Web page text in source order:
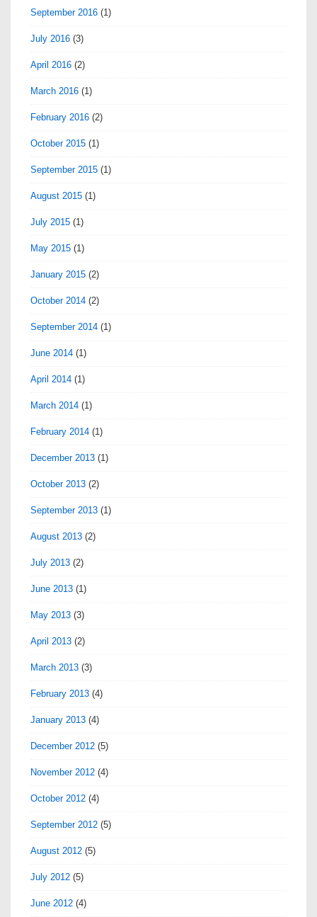
September 2016 (1)
July 2016 (3)
April 2016 (2)
March 2016 (1)
February 2016 (2)
October 2015 (1)
September 2015 (1)
August 2015 (1)
July 2015 (1)
May 2015 (1)
January 2015 (2)
October 2014 (2)
September 2014 (1)
June 2014 (1)
April 2014 (1)
March 2014 (1)
February 2014 (1)
December 2013 (1)
October 2013 (2)
September 2013 (1)
August 2013 (2)
July 2013 (2)
June 2013 (1)
May 2013 (3)
April 2013 (2)
March 2013 (3)
February 2013 (4)
January 2013 (4)
December 2012 (5)
November 2012 (4)
October 2012 (4)
September 2012 (5)
August 2012 (5)
July 2012 (5)
June 2012 (4)